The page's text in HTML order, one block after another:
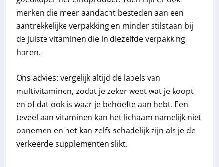
merken die meer aandacht besteden aan een
aantrekkelijke verpakking en minder stilstaan bij
de juiste vitaminen die in diezelfde verpakking
horen.
Ons advies: vergelijk altijd de labels van
multivitaminen, zodat je zeker weet wat je koopt
en of dat ook is waar je behoefte aan hebt. Een
teveel aan vitaminen kan het lichaam namelijk niet
opnemen en het kan zelfs schadelijk zijn als je de
verkeerde supplementen slikt.